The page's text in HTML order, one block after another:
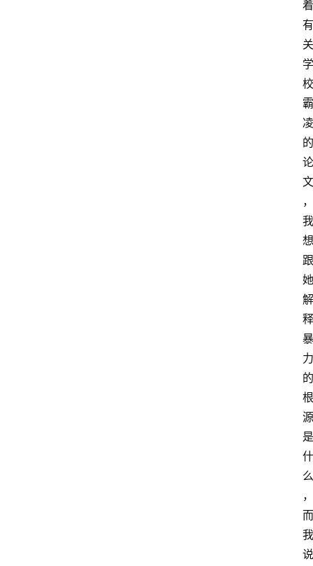
着
有
关
学
校
霸
凌
的
论
文
，
我
想
跟
她
解
释
暴
力
的
根
源
是
什
么
，
而
我
说